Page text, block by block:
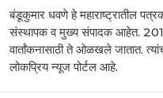
बंडूकुमार धवणे हे महाराष्ट्रातील
संस्थापक व मुख्य संपादक आहेत. 2010
वार्तांकनासाठी ते ओळखले जातात.
लोकप्रिय न्यूज पोर्टल आहे.